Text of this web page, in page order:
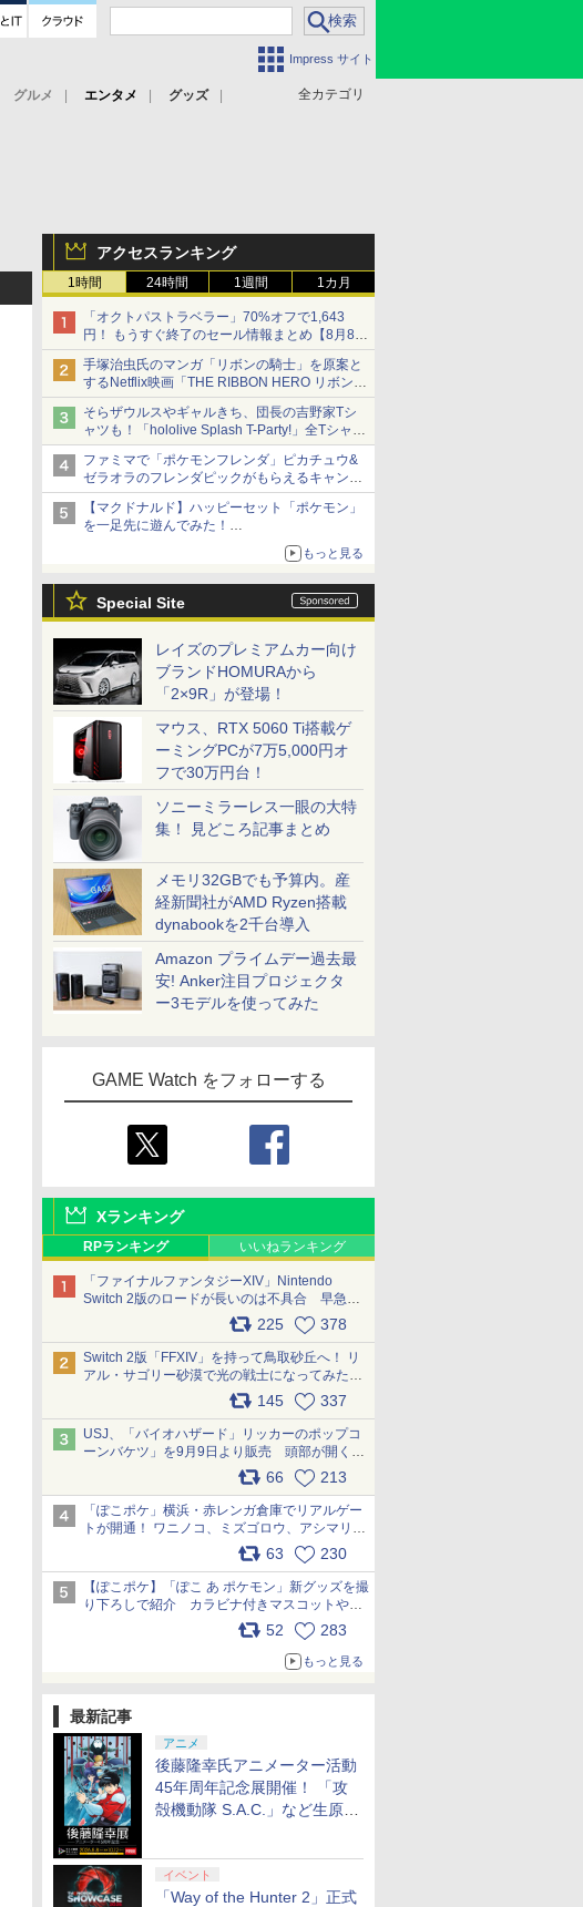
Impress サイト
全カテゴリ
グルメ エンタメ
グッズ
アクセスランキング
1時間 24時間 1週間 1カ月
「オクトパストラベラー」70%オフで1,643
円！ もうすぐ終了のセール情報まとめ【8月8日
更新】
ニンテンドーeショップでは「大神 絶景版」が
67%オフで990円
手塚治虫氏のマンガ「リボンの騎士」を原案と
するNetflix映画「THE RIBBON HERO リボンヒ
ーロー」本日配信開始
そらザウルスやギャルきち、団長の吉野家Tシ
ャツも！「hololive Splash T-Party!」全Tシャツ
ラインナップ公開＆オンライン販売開始
ファミマで「ポケモンフレンダ」ピカチュウ&
ゼラオラのフレンダピックがもらえるキャンペ
ーン開催！
【マクドナルド】ハッピーセット「ポケモン」
を一足先に遊んでみた！
30周年を記念して30種類のポケモンがおもちゃ
もっと見る
Special Site
レイズのプレミアムカー向け
ブランドHOMURAから
「2×9R」が登場！
マウス、RTX 5060 Ti搭載ゲ
ーミングPCが7万5,000円オ
フで30万円台！
ソニーミラーレス一眼の大特
集！ 見どころ記事まとめ
メモリ32GBでも予算内。産
経新聞社がAMD Ryzen搭載
dynabookを2千台導入
Amazon プライムデー過去最
安! Anker注目プロジェクタ
ー3モデルを使ってみた
GAME Watch をフォローする
Xランキング
RPランキング いいねランキング
「ファイナルファンタジーXIV」Nintendo
Switch 2版のロードが長いのは不具合 早急に
アップデートできるよう対応中225 378
Switch 2版「FFXIV」を持って鳥取砂丘へ！ リ
アル・サゴリー砂漠で光の戦士になってみた
145 337
USJ、「バイオハザード」リッカーのポップコ
ーンバケツ」を9月9日より販売 頭部が開く仕
組み。味は恐怖を堪のう「味噌フレーバー」
66 213
「ぽこポケ」横浜・赤レンガ倉庫でリアルゲー
トが開通！ ワニノコ、ミズゴロウ、アシマリ登
場シーンをレポート pic.x.com/LDgEByVl6D
63 230
【ぽこポケ】「ぽこ あ ポケモン」新グッズを撮
り下ろしで紹介 カラビナ付きマスコットやス
52 283
もっと見る
最新記事
アニメ
後藤隆幸氏アニメーター活動
45年周年記念展開催！ 「攻
殻機動隊 S.A.C.」など生原
イベント
「Way of the Hunter 2」正式